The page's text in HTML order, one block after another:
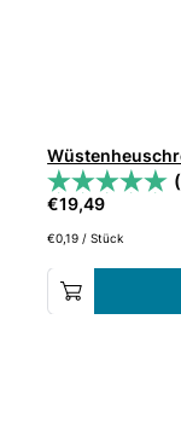
€19,49
€0,19 /Stück